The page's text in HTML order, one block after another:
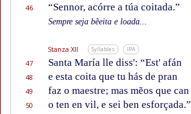
46
“Sennor, acórre a túa coitada.”
Sempre seja bẽeita e loada...
Stanza XII Syllables IPA
47 Santa María lle diss': “Est' afán
48
e esta coita que tu hás de pran
49
faz o maestre; mas mẽos que can
50
o ten en vil, e sei ben esforçada.”